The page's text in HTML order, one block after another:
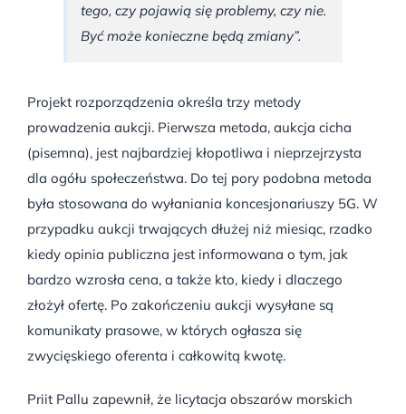
tego, czy pojawią się problemy, czy nie.
Być może konieczne będą zmiany”.
Projekt rozporządzenia określa trzy metody
prowadzenia aukcji. Pierwsza metoda, aukcja cicha
(pisemna), jest najbardziej kłopotliwa i nieprzejrzysta
dla ogółu społeczeństwa. Do tej pory podobna metoda
była stosowana do wyłaniania koncesjonariuszy 5G. W
przypadku aukcji trwających dłużej niż miesiąc, rzadko
kiedy opinia publiczna jest informowana o tym, jak
bardzo wzrosła cena, a także kto, kiedy i dlaczego
złożył ofertę. Po zakończeniu aukcji wysyłane są
komunikaty prasowe, w których ogłasza się
zwycięskiego oferenta i całkowitą kwotę.
Priit Pallu zapewnił, że licytacja obszarów morskich